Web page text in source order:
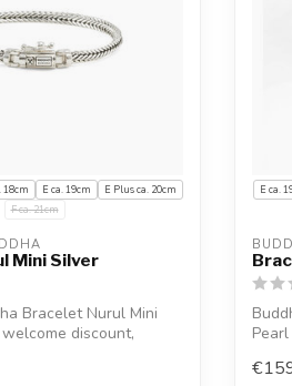
18cm E ca. 19cm
E Plus ca. 20cm
F ca. 21cm
Mini Silver
Bracelet Nurul Mini
discount,
E ca.